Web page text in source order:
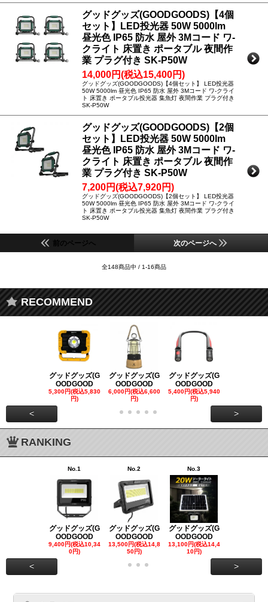
グッドグッズ(GOODGOODS)【4個
セット】LED投光器 50W 5000lm
昼光色 IP65 防水 屋外 3Mコード ワ-
クライト 床置き ポータブル 夜間作
業 プラグ付き SK-P50W
14,000円(税込15,400円)
グッドグッズ(GOODGOODS)【4個セット】 LED投光器
50W 5000lm 昼光色 IP65 防水 屋外 3Mコード ワ-クライ
ト 床置き ポータブル投光器 集魚灯 夜間作業 プラグ付き
SK-P50W
グッドグッズ(GOODGOODS)【2個
セット】LED投光器 50W 5000lm
昼光色 IP65 防水 屋外 3Mコード ワ-
クライト 床置き ポータブル 夜間作
業 プラグ付き SK-P50W
7,200円(税込7,920円)
グッドグッズ(GOODGOODS)【2個セット】 LED投光器
50W 5000lm 昼光色 IP65 防水 屋外 3Mコード ワ-クライ
ト 床置き ポータブル投光器 集魚灯 夜間作業 プラグ付き
SK-P50W
前のページへ 次のページへ
全148商品中 / 1-16商品
RECOMMEND
グッドグッズ(G
OODGOOD
5,300円(税込5,830
円)
グッドグッズ(G
OODGOOD
6,000円(税込6,600
円)
グッドグッズ(G
OODGOOD
5,400円(税込5,940
円)
< >
RANKING
No.1
グッドグッズ(G
OODGOOD
9,400円(税込10,34
0円)
No.2
グッドグッズ(G
OODGOOD
13,500円(税込14,8
50円)
No.3
グッドグッズ(G
OODGOOD
13,100円(税込14,4
10円)
< >